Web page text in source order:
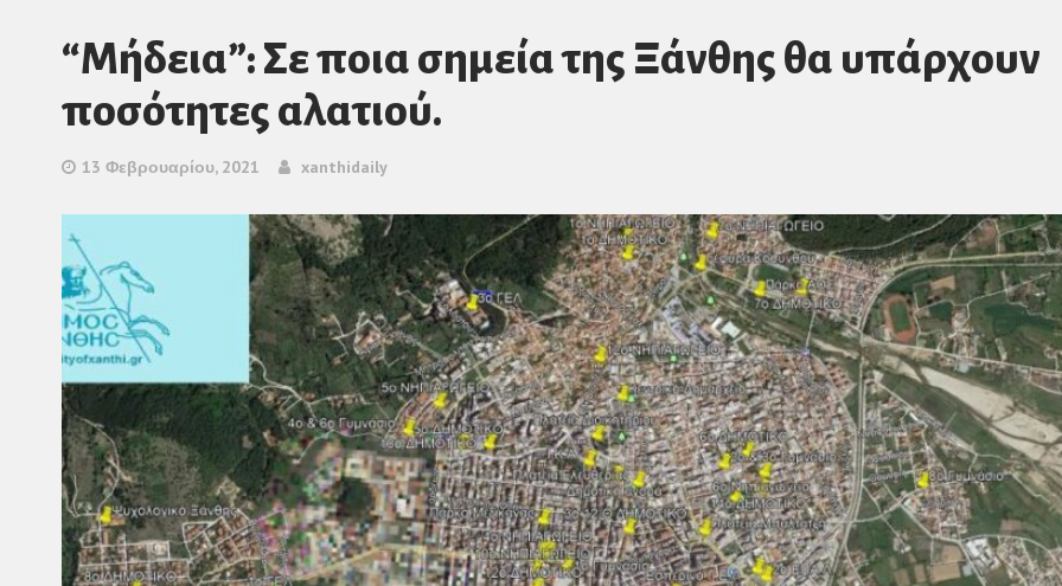
“Μήδεια”: Σε ποια σημεία της Ξάνθης θα υπάρχουν
ποσότητες αλατιού.
13 Φεβρουαρίου, 2021 xanthidaily